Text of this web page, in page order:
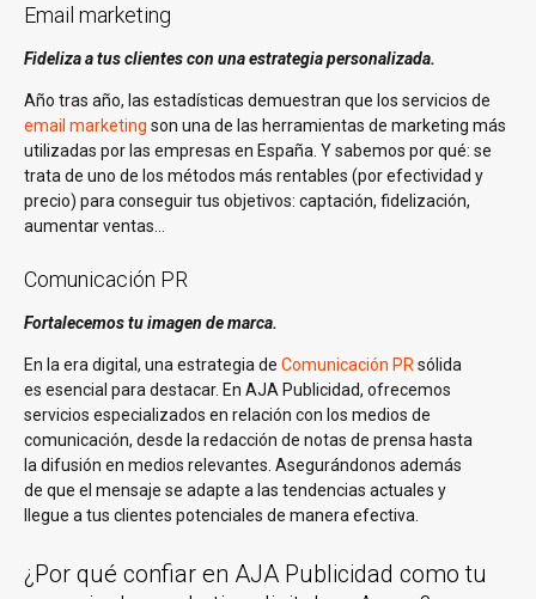
Email marketing
Fideliza a tus clientes con una estrategia personalizada.
Año tras año, las estadísticas demuestran que los servicios de
email marketing son una de las herramientas de marketing más
utilizadas por las empresas en España. Y sabemos por qué: se
trata de uno de los métodos más rentables (por efectividad y
precio) para conseguir tus objetivos: captación, fidelización,
aumentar ventas…
Comunicación PR
Fortalecemos tu imagen de marca.
En la era digital, una estrategia de Comunicación PRsólida
es esencial para destacar. En AJA Publicidad, ofrecemos
servicios especializados en relación con los medios de
comunicación, desde la redacción de notas de prensa hasta
la difusión en medios relevantes. Asegurándonos además
de que el mensaje se adapte a las tendencias actuales y
llegue a tus clientes potenciales de manera efectiva.
¿Por qué confiar en AJA Publicidad como tu